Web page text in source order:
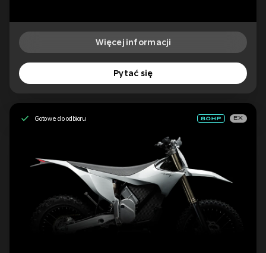
Więcej informacji
Pytać się
Gotowe do odbioru EX